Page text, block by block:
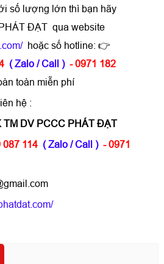
số lượng lớn thì bạn hãy
ĐẠT qua website
hoặc số hotline: 👉
( Zalo / Call ) - 0971 182
toàn miễn phí
hệ :
TM DV PCCC PHÁT ĐẠT
087 114 ( Zalo / Call ) - 0971